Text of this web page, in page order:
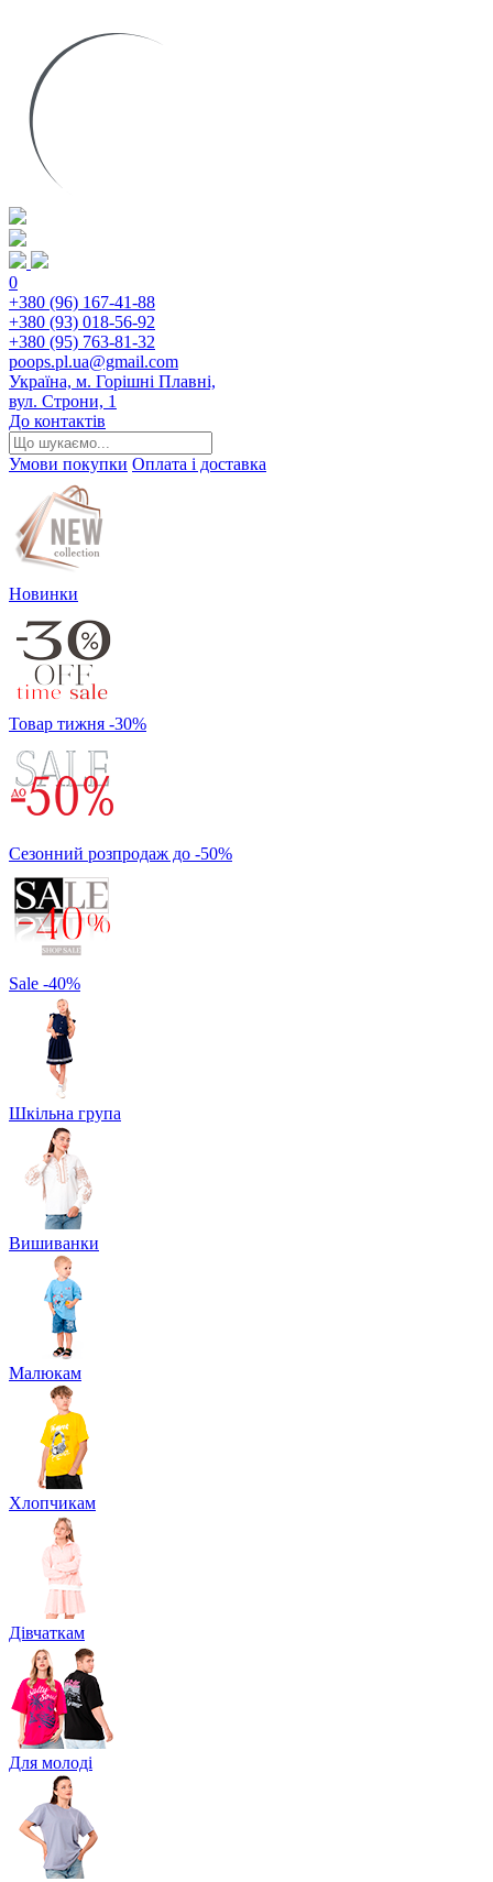
0
+380 (96) 167-41-88
+380 (93) 018-56-92
+380 (95) 763-81-32
poops.pl.ua@gmail.com
Україна, м. Горішні Плавні,
вул. Строни, 1
До контактів
Умови покупки Оплата і доставка
Новинки
Товар тижня -30%
Сезонний розпродаж до -50%
Sale -40%
Шкільна група
Вишиванки
Малюкам
Хлопчикам
Дівчаткам
Для молоді